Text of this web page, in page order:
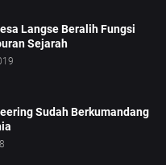
Langse Beralih Fungsi
Sejarah
Sudah Berkumandang